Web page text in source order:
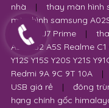
nhà
| thay màn hình
màn hình samsung
J6 Plus J7 Prime
|
A53 A32 A5S Realme
Y12S Y15S Y20S Y21S
Redmi 9A 9C 9T 10A
|
USB giá rẻ
|
đông
hạng chính gốc